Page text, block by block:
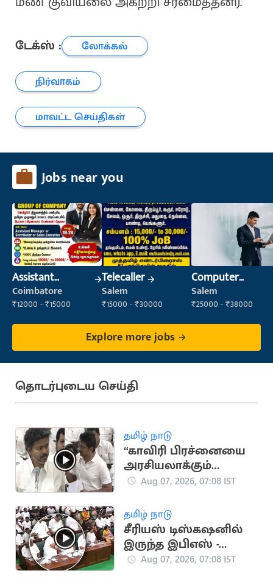
டேக்ஸ் :
லோக்கல்
நிர்வாகம்
மாவட்ட செய்திகள்
Jobs near you
Assistant
Manager
Coimbatore
₹12000 - ₹15000
Telecaller
Salem
₹15000 - ₹30000
Computer
Operator
Salem
₹25000 - ₹38000
Explore more jobs
தொடர்புடைய செய்தி
தமிழ் நாடு
“காவிரி பிரச்னையை
அரசியலாக்கும்
எண்ணம் இல்லை”..
Aug 07, 2026, 07:08 IST
தமிழ் நாடு
சீரியஸ் டிஸ்கஷனில்
இருந்த இபிஎஸ் -
எம்.ஆர்.கே.பன்னீர்
Aug 07, 2026, 07:08 IST